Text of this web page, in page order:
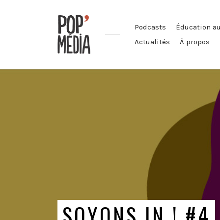
nos
Podcasts Éducation
Actualités
À propos